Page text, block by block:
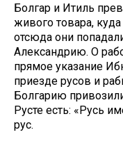
Болгар и Итиль
живого товара,
отсюда они
Александрию. О
прямое указание
приезде русов и
Болгарию
Русте есть: «Русь
рус.